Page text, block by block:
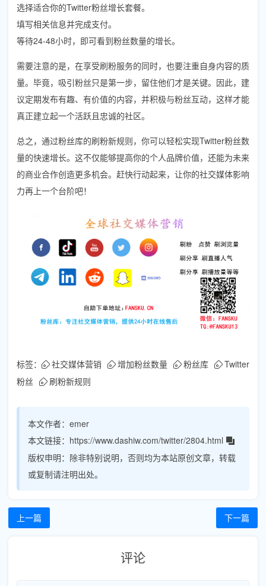
选择适合你的Twitter粉丝增长套餐。
填写相关信息并完成支付。
等待24-48小时，即可看到粉丝数量的增长。
需要注意的是，在享受刷粉服务的同时，也要注重自身内容的质
量。毕竟，吸引粉丝只是第一步，留住他们才是关键。因此，建
议定期发布有趣、有价值的内容，并积极与粉丝互动，这样才能
真正建立起一个活跃且忠诚的社区。
总之，通过粉丝库的刷粉新规则，你可以轻松实现Twitter粉丝数
量的快速增长。这不仅能够提高你的个人品牌价值，还能为未来
的商业合作创造更多机会。赶快行动起来，让你的社交媒体影响
力再上一个台阶吧！
标签： 社交媒体营销 增加粉丝数量 粉丝库
Twitter
粉丝
刷粉新规则
本文作者： emer
本文链接： https://www.dashiw.com/twitter/2804.html
版权申明： 除非特别说明，否则均为本站原创文章，转载
或复制请注明出处。
上一篇 下一篇
评论